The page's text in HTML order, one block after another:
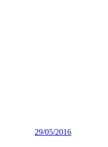
29/05/2016